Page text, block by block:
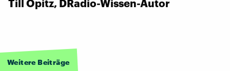
Till Opitz, DRadio-Wissen-Autor
Weitere Beiträge